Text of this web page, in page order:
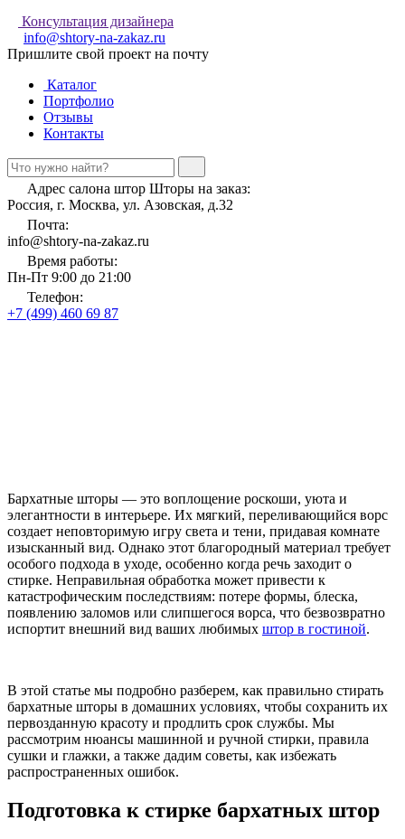
Консультация дизайнера
info@shtory-na-zakaz.ru
Пришлите свой проект на почту
Каталог
Портфолио
Отзывы
Контакты
Адрес салона штор Шторы на заказ:
Россия, г. Москва, ул. Азовская, д.32
Почта:
info@shtory-na-zakaz.ru
Время работы:
Пн-Пт 9:00 до 21:00
Телефон:
+7 (499) 460 69 87
Бархатные шторы — это воплощение роскоши, уюта и
элегантности в интерьере. Их мягкий, переливающийся ворс
создает неповторимую игру света и тени, придавая комнате
изысканный вид. Однако этот благородный материал требует
особого подхода в уходе, особенно когда речь заходит о
стирке. Неправильная обработка может привести к
катастрофическим последствиям: потере формы, блеска,
появлению заломов или слипшегося ворса, что безвозвратно
испортит внешний вид ваших любимых штор в гостиной.
В этой статье мы подробно разберем, как правильно стирать
бархатные шторы в домашних условиях, чтобы сохранить их
первозданную красоту и продлить срок службы. Мы
рассмотрим нюансы машинной и ручной стирки, правила
сушки и глажки, а также дадим советы, как избежать
распространенных ошибок.
Подготовка к стирке бархатных штор